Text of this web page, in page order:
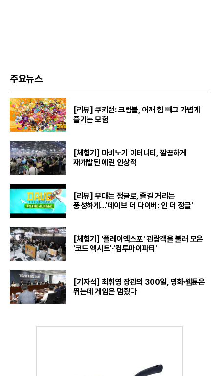
주요뉴스
[리뷰] 쿠키런: 크럼블, 어깨 힘 빼고 가볍게
즐기는 모험
[체험기] 마비노기 이터니티, 깔끔하게
재개발된 에린 인상적
[리뷰] 무대는 정글로, 즐길 거리는
풍성하게…'데이브 더 다이버: 인 더 정글'
[체험기] '플레이엑스포' 관람객을 불러 모은
'코드 엑시트'·'컴투마이파티'
[기자석] 최휘영 장관의 300일, 영화·웹툰은
뛰는데 게임은 멈췄다